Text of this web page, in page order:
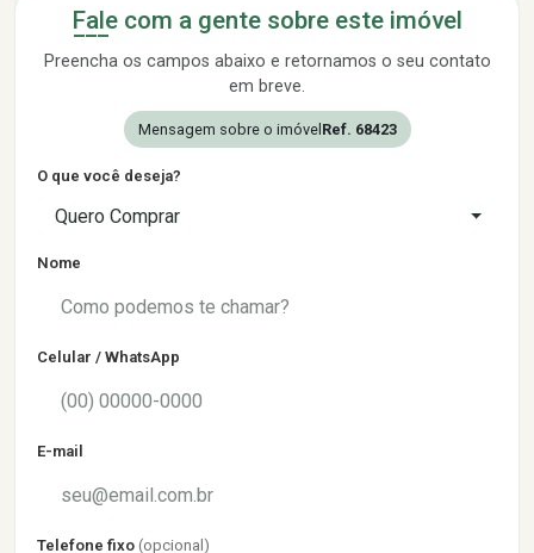
Fale com a gente sobre este imóvel
Preencha os campos abaixo e retornamos o seu contato
em breve.
Mensagem sobre o imóvel Ref. 68423
O que você deseja?
Quero Comprar
Nome
Celular / WhatsApp
E-mail
Telefone fixo (opcional)